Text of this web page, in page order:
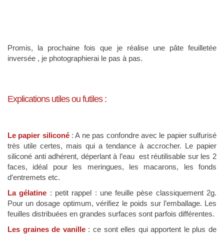
Promis, la prochaine fois que je réalise une pâte feuilletée
inversée , je photographierai le pas à pas.
Explications utiles ou futiles:
Le papier siliconé: A ne pas confondre avec le papier sulfurisé
très utile certes, mais qui a tendance à accrocher. Le papier
siliconé anti adhérent, déperlant à l’eau est réutilisable sur les 2
faces, idéal pour les meringues, les macarons, les fonds
d’entremets etc.
La gélatine : petit rappel : une feuille pèse classiquement 2g.
Pour un dosage optimum, vérifiez le poids sur l’emballage. Les
feuilles distribuées en grandes surfaces sont parfois différentes.
Les graines de vanille : ce sont elles qui apportent le plus de